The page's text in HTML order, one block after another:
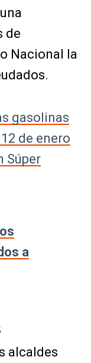
de
Nacional la
gasolinas
de enero
Súper
a
alcaldes